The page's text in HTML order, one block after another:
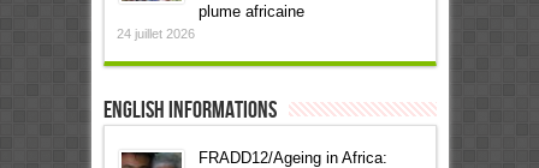
plume africaine
24 juillet 2026
English informations
FRADD12/Ageing in Africa: